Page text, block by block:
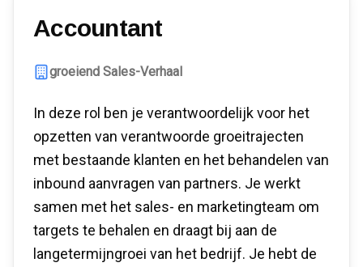
Accountant
groeiend Sales-Verhaal
In deze rol ben je verantwoordelijk voor het
opzetten van verantwoorde groeitrajecten
met bestaande klanten en het behandelen van
inbound aanvragen van partners. Je werkt
samen met het sales- en marketingteam om
targets te behalen en draagt bij aan de
langetermijngroei van het bedrijf. Je hebt de